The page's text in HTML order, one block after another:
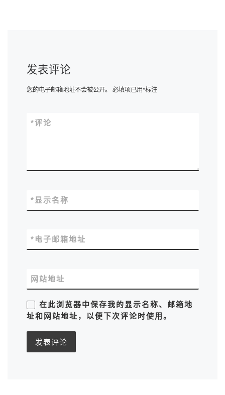
发表评论
您的电子邮箱地址不会被公开。 必填项已用*标注
评论
*
显示名称
*
电子邮箱地址
*
网站地址
在此浏览器中保存我的显示名称、邮箱地
址和网站地址，以便下次评论时使用。